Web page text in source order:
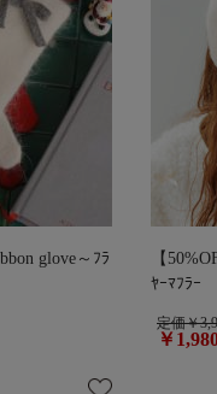
glove～ﾌﾗ
【
ﾔｰﾏﾌﾗｰ
定価￥
￥